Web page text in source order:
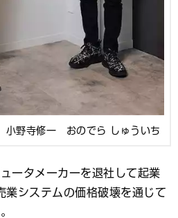
野寺修一 おのでら しゅういち
ータメーカーを退社して起業
システムの価格破壊を通じて